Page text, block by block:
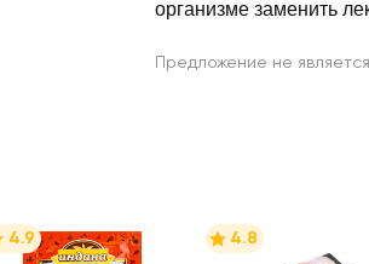
организме заменить
Предложение не
4.9 4.8